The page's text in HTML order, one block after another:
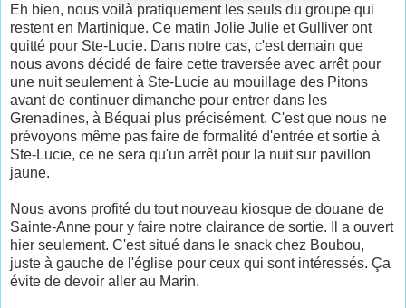
Eh bien, nous voilà pratiquement les seuls du groupe qui
restent en Martinique. Ce matin Jolie Julie et Gulliver ont
quitté pour Ste-Lucie. Dans notre cas, c'est demain que
nous avons décidé de faire cette traversée avec arrêt pour
une nuit seulement à Ste-Lucie au mouillage des Pitons
avant de continuer dimanche pour entrer dans les
Grenadines, à Béquai plus précisément. C'est que nous ne
prévoyons même pas faire de formalité d'entrée et sortie à
Ste-Lucie, ce ne sera qu'un arrêt pour la nuit sur pavillon
jaune.
Nous avons profité du tout nouveau kiosque de douane de
Sainte-Anne pour y faire notre clairance de sortie. Il a ouvert
hier seulement. C'est situé dans le snack chez Boubou,
juste à gauche de l'église pour ceux qui sont intéressés. Ça
évite de devoir aller au Marin.